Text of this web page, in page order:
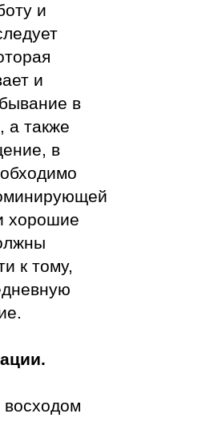
и
и
в
а также
в
хорошие
к тому,
восходом